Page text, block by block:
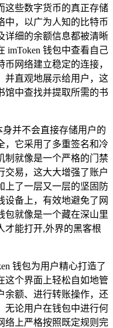
这些数字货币的真正存储
中，以广为人知的比特币
详细的余额信息都被清晰
imToken 钱包中查看自己
网络建立稳定的连接，
并直观地展示给用户，这
馆中查找并提取所需的书
身并不会直接存储用户的
，它采用了多重签名和冷
制就像是一个严格的门禁
交易，这大大增强了账户
上了一层又一层的坚固防
设备上，有效地避免了网
包就像是一个藏在深山里
才能打开,外界的黑客根
钱包为用户精心打造了
这个界面上轻松自如地管
余额、进行转账操作，还
无论用户在钱包中进行何
络上严格按照既定规则完